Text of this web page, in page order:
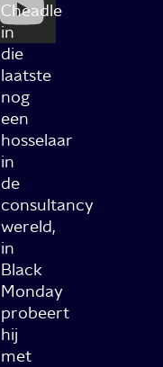
Cheadle
in
die
laatste
nog
een
hosselaar
in
de
consultancy
wereld,
in
Black
Monday
probeert
hij
met